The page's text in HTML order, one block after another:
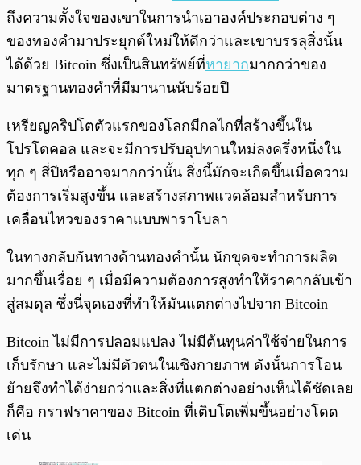
ถึงความตั้งใจของเขาในการนำเอาองค์ประกอบต่าง ๆ
ของทองคำมาประยุกต์ใหม่ให้ดีกว่าและเขาบรรลุสิ่งนั้น
ได้ด้วย Bitcoin ซึ่งเป็นสินทรัพย์ที่หายากมากกว่าของ
มาตรฐานทองคำที่มีมานานนับร้อยปี
เหรียญคริปโตตัวแรกของโลกมีกลไกที่สร้างขึ้นใน
โปรโตคอล และจะมีการปรับอุปทานใหม่ลงครึ่งหนึ่งใน
ทุก ๆ สี่ปีหรืออาจมากกว่านั้น สิ่งนี้มักจะเกิดขึ้นเมื่อความ
ต้องการเริ่มสูงขึ้น และสร้างสภาพแวดล้อมสำหรับการ
เคลื่อนไหวของราคาแบบพาราโบลา
ในทางกลับกันทางด้านทองคำนั้น นักขุดจะทำการผลิต
มากขึ้นเรื่อย ๆ เมื่อมีความต้องการสูงทำให้ราคากลับเข้า
สู่สมดุล ซึ่งนี่จุดเองที่ทำให้มันแตกต่างไปจาก Bitcoin
Bitcoin ไม่มีการปลอมแปลง ไม่มีต้นทุนค่าใช้จ่ายในการ
เก็บรักษา และไม่มีตัวตนในเชิงกายภาพ ดังนั้นการโอน
ย้ายจึงทำได้ง่ายกว่าและสิ่งที่แตกต่างอย่างเห็นได้ชัดเลย
ก็คือ กราฟราคาของ Bitcoin ที่เติบโตเพิ่มขึ้นอย่างโดด
เด่น